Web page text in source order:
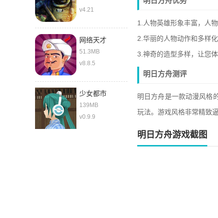
v4.21
网络天才
51.3MB
v8.8.5
少女都市
139MB
v0.9.9
1.人物英雄形象丰富，人
2.华丽的人物动作和多样
3.神奇的造型多样，让您
明日方舟测评
明日方舟是一款动漫风格
玩法。游戏风格非常精致
明日方舟游戏截图